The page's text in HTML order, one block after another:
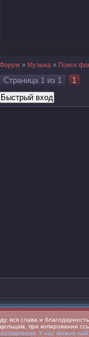
Форум » Музыка » Поиск
Страница 1 из 1 1
вся слава и
при копировании
У нас можно